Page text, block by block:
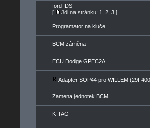
ford IDS
[
Jdi na stránku: 1 2 3 ]
Programator na kluče
BCM záměna
ECU Dodge GPEC2A
Adapter SOP44 pro WILLEM
Zamena jednotek BCM.
K-TAG